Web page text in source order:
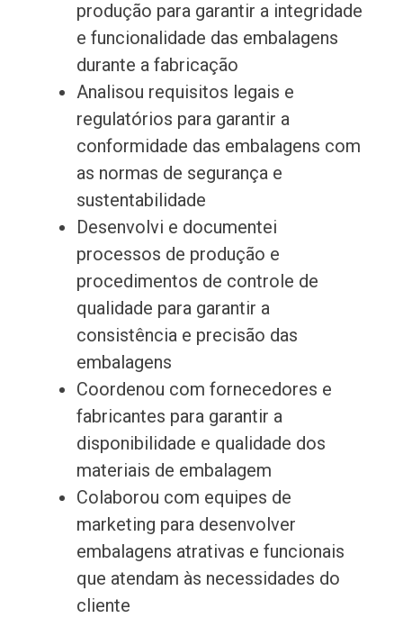
produção para garantir a integridade
e funcionalidade das embalagens
durante a fabricação
Analisou requisitos legais e
regulatórios para garantir a
conformidade das embalagens com
as normas de segurança e
sustentabilidade
Desenvolvi e documentei
processos de produção e
procedimentos de controle de
qualidade para garantir a
consistência e precisão das
embalagens
Coordenou com fornecedores e
fabricantes para garantir a
disponibilidade e qualidade dos
materiais de embalagem
Colaborou com equipes de
marketing para desenvolver
embalagens atrativas e funcionais
que atendam às necessidades do
cliente